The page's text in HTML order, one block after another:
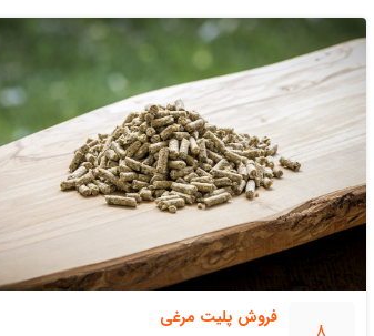
فروش پلیت مرغی
کود سولفات آمونیوم ازبکستان
۱۲ شهریور ۱۴۰۴